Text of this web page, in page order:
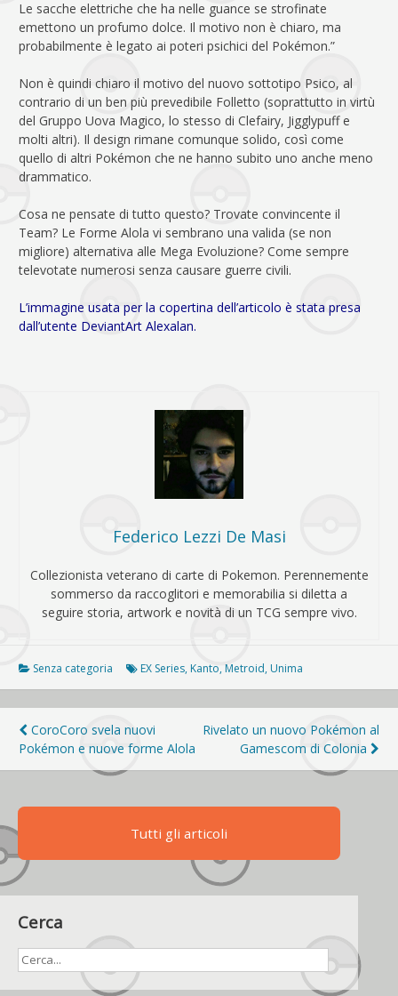
Le sacche elettriche che ha nelle guance se strofinate
emettono un profumo dolce. Il motivo non è chiaro, ma
probabilmente è legato ai poteri psichici del Pokémon.”
Non è quindi chiaro il motivo del nuovo sottotipo Psico, al
contrario di un ben più prevedibile Folletto (soprattutto in virtù
del Gruppo Uova Magico, lo stesso di Clefairy, Jigglypuff e
molti altri). Il design rimane comunque solido, così come
quello di altri Pokémon che ne hanno subito uno anche meno
drammatico.
Cosa ne pensate di tutto questo? Trovate convincente il
Team? Le Forme Alola vi sembrano una valida (se non
migliore) alternativa alle Mega Evoluzione? Come sempre
televotate numerosi senza causare guerre civili.
L’immagine usata per la copertina dell’articolo è stata presa
dall’utente DeviantArt Alexalan.
Federico Lezzi De Masi
Collezionista veterano di carte di Pokemon. Perennemente
sommerso da raccoglitori e memorabilia si diletta a
seguire storia, artwork e novità di un TCG sempre vivo.
Senza categoria EX Series, Kanto,Metroid, Unima
Navigazione
articoli
CoroCoro svela nuovi
Pokémon e nuove forme Alola
Rivelato un nuovo Pokémon al
Gamescom di Colonia
Tutti gli articoli
Cerca